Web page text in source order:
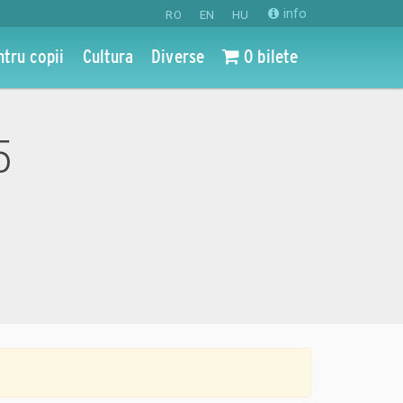
RO EN HU info
copii Cultura Diverse 0 bilete